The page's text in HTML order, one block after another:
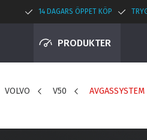
14 DAGARS ÖPPET KÖP
PRODUKTER
VOLVO V50 AVGASSYSTEM